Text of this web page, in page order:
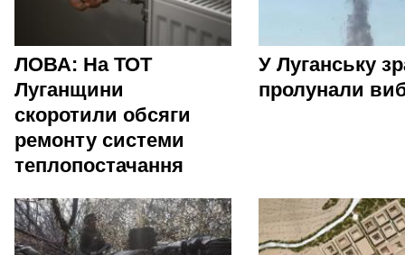
ЛОВА: На ТОТ
Луганщини
скоротили обсяги
ремонту системи
теплопостачання
У Луганську
пролунали